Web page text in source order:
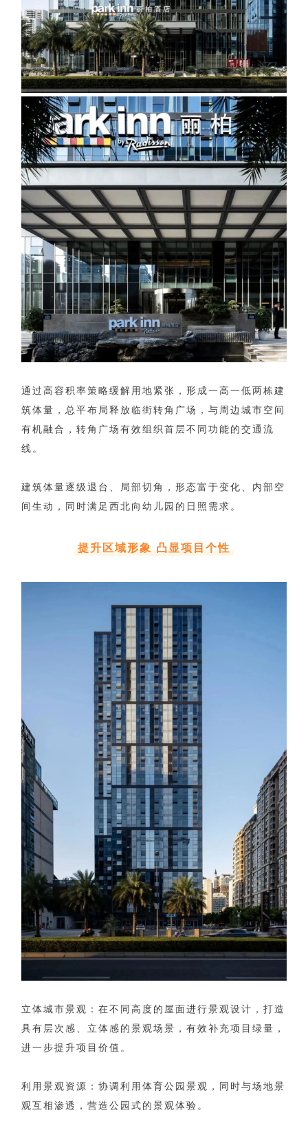
通过高容积率策略缓解用地紧张，形成一高一低两栋建
筑体量，总平布局释放临街转角广场，与周边城市空间
有机融合，转角广场有效组织首层不同功能的交通流
线。
建筑体量逐级退台、局部切角，形态富于变化、内部空
间生动，同时满足西北向幼儿园的日照需求。
提升区域形象 凸显项目个性
立体城市景观：在不同高度的屋面进行景观设计，打造
具有层次感、立体感的景观场景，有效补充项目绿量，
进一步提升项目价值。
利用景观资源：协调利用体育公园景观，同时与场地景
观互相渗透，营造公园式的景观体验。